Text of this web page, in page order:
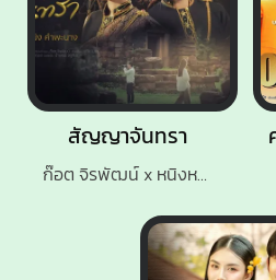
สัญญาจันทรา
ก๊อต จิรพัฒน์ x หนิงหนิง คำพะนาง